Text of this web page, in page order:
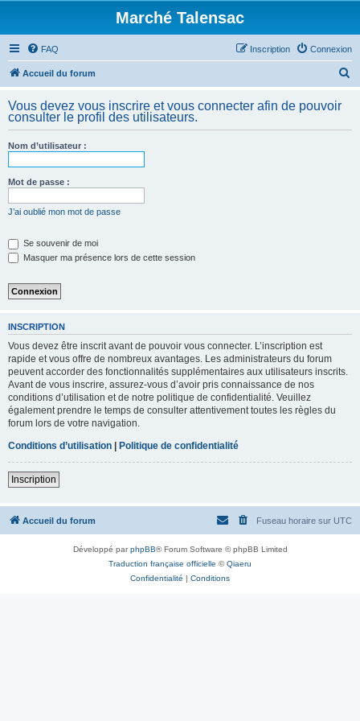
Marché Talensac
FAQ Connexion
Inscription
Accueil du forum
h
Vous devez vous inscrire et vous connecter afin de pouvoir
consulter le profil des utilisateurs.
Nom d’utilisateur :
Mot de passe :
J’ai oublié mon mot de passe
Se souvenir de moi
Masquer ma présence lors de cette session
INSCRIPTION
Vous devez être inscrit avant de pouvoir vous connecter. L’inscription est
rapide et vous offre de nombreux avantages. Les administrateurs du forum
peuvent accorder des fonctionnalités supplémentaires aux utilisateurs inscrits.
Avant de vous inscrire, assurez-vous d’avoir pris connaissance de nos
conditions d’utilisation et de notre politique de confidentialité. Veuillez
également prendre le temps de consulter attentivement toutes les règles du
forum lors de votre navigation.
Conditions d’utilisation | Politique de confidentialité
Inscription
Accueil du forum Fuseau horaire sur UTC
Développé parphpBB® Forum Software © phpBB Limited
Traduction française officielle ©Qiaeru
Confidentialité | Conditions